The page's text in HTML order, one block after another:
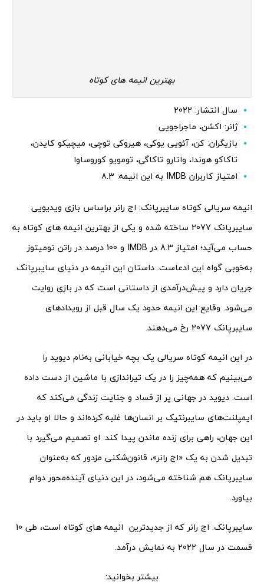
بهترین انیمه های کوتاه
سال انتشار: 2022
ژانر: اکشن، ماجراجویی
بازیگران: کن، آئویی یوکی، هیروکی توچی، میچیکو کایدن،
تاکاکو هوندا، واتارو تاکاگی، تومویو کوروساوا
امتیاز کاربران IMDB به این انیمه: 8.3
انیمه سریالی کوتاه سایبرپانک: اج رانر براساس بازی ویدیویی
سایبرپانک 2077 ساخته شده و یکی از بهترین انیمه های کوتاه به
حساب می‌آید؛ امتیاز 8.3 در IMDB و 100 درصد در راتن تومیتوز
به‌خوبی گواه این ادعاست. داستان این انیمه در دنیای سایبرپانک
جریان دارد و پیش‌درآمدی از داستانی است که در بازی روایت
می‌شود. وقایع این انیمه حدود یک سال قبل از رویدادهای
سایبرپانک 2077 رخ می‌دهند.
در این انیمه کوتاه سریالی یک بچه خیابانی به‌نام دیوید را
می‌بینیم که همه‌چیز را در یک تیراندازی با ماشین از دست داده
است. دیوید در جهانی پر از فساد و جنایت زندگی می‌کند که
ایمپلنت‌های سایبرنتیک بر انسان‌ها غلبه کرده‌اند و حالا او باید در
این جهان، راهی برای زنده ماندن پیدا کند. او تصمیم می‌گیرد با
تبدیل شدن به یک «اج‌ رانر»، قانون‌شکنی مزدور که به‌عنوان
سایبرپانک هم شناخته می‌شود، در این دنیای آینده‌محور دوام
بیاورد.
سایبرپانک: اج رانر که از جدیدترین انیمه های کوتاه است، طی 10
قسمت در سال 2022 به نمایش درآمد.
بیشتر بخوانید: